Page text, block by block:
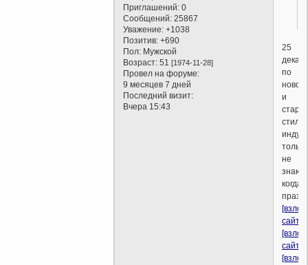
Приглашений: 0
Сообщений: 25867
Уважение: +1038
Позитив: +690
Пол: Мужской
Возраст: 51[1974-11-28]
Провел на форуме:
9 месяцев 7 дней
Последний визит:
Вчера 15:43
25
по
и
стилю.
только
не
знаю
когда
сайт]
сайт]